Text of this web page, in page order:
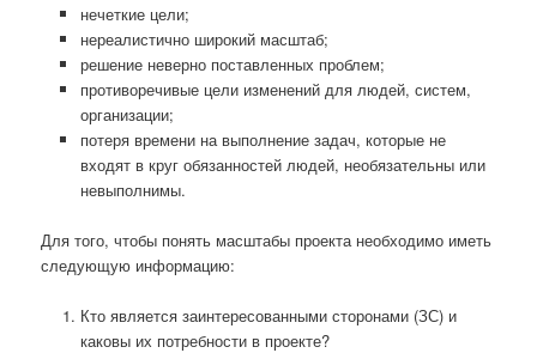
нечеткие цели;
нереалистично широкий масштаб;
решение неверно поставленных проблем;
противоречивые цели изменений для людей, систем,
организации;
потеря времени на выполнение задач, которые не
входят в круг обязанностей людей, необязательны или
невыполнимы.
Для того, чтобы понять масштабы проекта необходимо иметь
следующую информацию:
Кто является заинтересованными сторонами (ЗС) и
каковы их потребности в проекте?